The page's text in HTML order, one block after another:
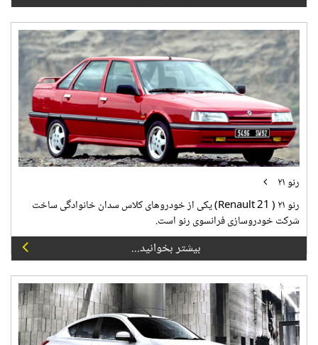
رنو ۲۱
رنو ۲۱ ( Renault 21) یکی از خودروهای کلاس سدان خانوادگی ساخت
شرکت خودروسازی فرانسوی رنو است.
بیشتر بخوانید...